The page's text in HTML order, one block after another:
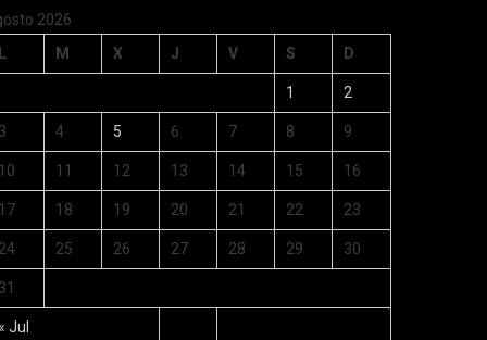
2026
M X J V S D
Jul
1 2
4 5 6 7 8 9
11 12 13 14 15 16
18 19 20 21 22 23
25 26 27 28 29 30